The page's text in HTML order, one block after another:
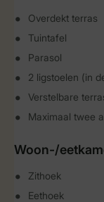
Overdekt terras
Tuintafel
Parasol
2 ligstoelen (in
Verstelbare
Maximaal twee
Woon-/
Zithoek
Eethoek